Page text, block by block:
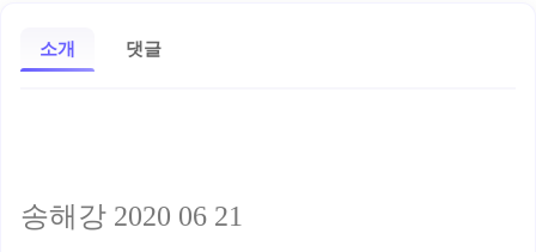
소개 댓글
송해강 2020 06 21